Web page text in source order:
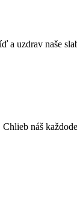
a uzdrav naše
náš